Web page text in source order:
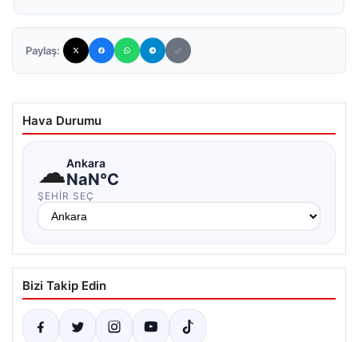
Paylaş:
Hava Durumu
☁Ankara
NaN°C
ŞEHIR SEÇ
Bizi Takip Edin